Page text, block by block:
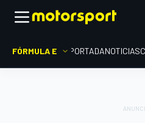
FÓRMULA E PORTADANOTICIAS